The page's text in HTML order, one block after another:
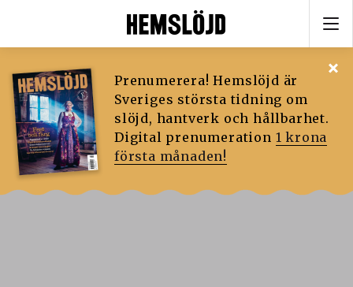
Prenumerera! Hemslöjd är
Sveriges största tidning om
slöjd, hantverk och hållbarhet.
Digital prenumeration 1 krona
första månaden!